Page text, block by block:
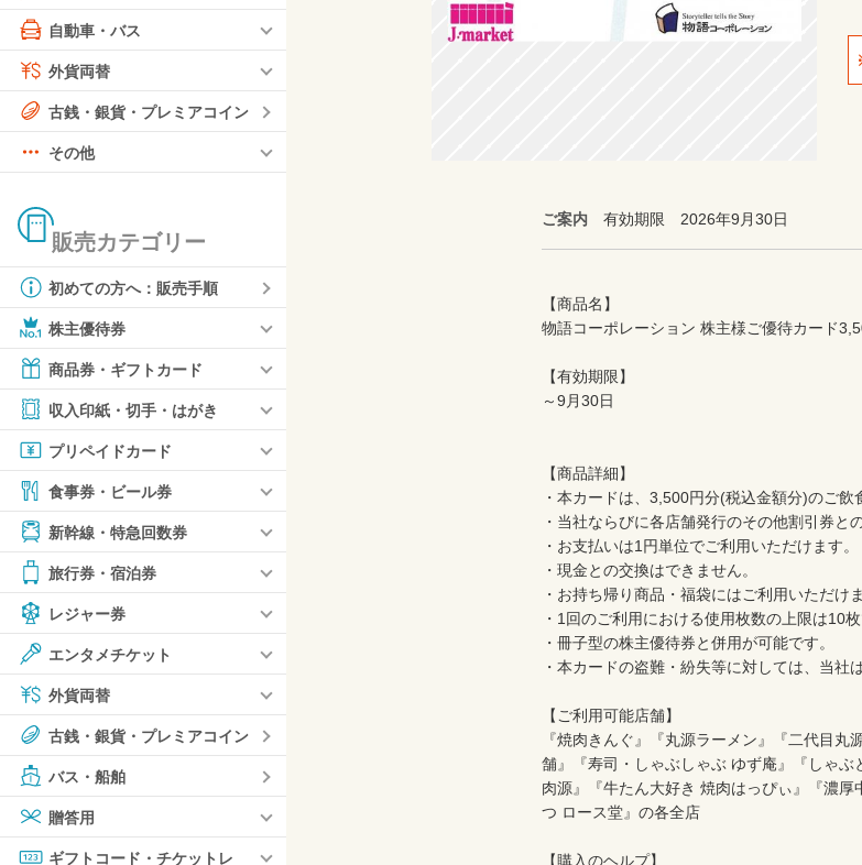
自動車・バス
外貨両替
古銭・銀貨・プレミアコイン
その他
販売カテゴリー
初めての方へ：販売手順
株主優待券
商品券・ギフトカード
収入印紙・切手・はがき
プリペイドカード
食事券・ビール券
新幹線・特急回数券
旅行券・宿泊券
レジャー券
エンタメチケット
外貨両替
古銭・銀貨・プレミアコイン
バス・船舶
贈答用
ギフトコード・チケットレ
ご案内 有効期限 2026年9月30日
【商品名】
物語コーポレーション 株主様ご優待カード
【有効期限】
～9月30日
【商品詳細】
・本カードは、3,500円分(税込金額分)のご
・当社ならびに各店舗発行のその他割引券と
・お支払いは1円単位でご利用いただけます。
・現金との交換はできません。
・お持ち帰り商品・福袋にはご利用いただけま
・1回のご利用における使用枚数の上限は10枚
・冊子型の株主優待券と併用が可能です。
・本カードの盗難・紛失等に対しては、当社
【ご利用可能店舗】
『焼肉きんぐ』『丸源ラーメン』『二代目
舗』『寿司・しゃぶしゃぶ ゆず庵』『しゃ
肉源』『牛たん大好き 焼肉はっぴぃ』『濃
つ ロース堂』の各全店
【購入のヘルプ】